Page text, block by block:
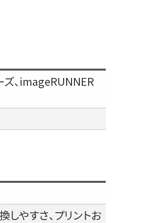
、imageRUNNER
やすさ、プリントお